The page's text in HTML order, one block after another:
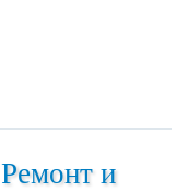
Ремонт и